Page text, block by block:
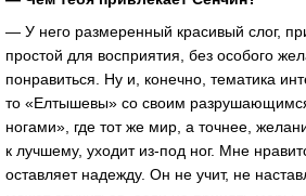
— У него размеренный красивый слог,
простой для восприятия, без особого
понравиться. Ну и, конечно, тематика
то «Елтышевы» со своим
ногами», где тот же мир, а точнее,
к лучшему, уходит из-под ног. Мне
оставляет надежду. Он не учит, не